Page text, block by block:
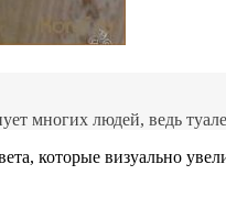
многих людей, ведь
которые визуально